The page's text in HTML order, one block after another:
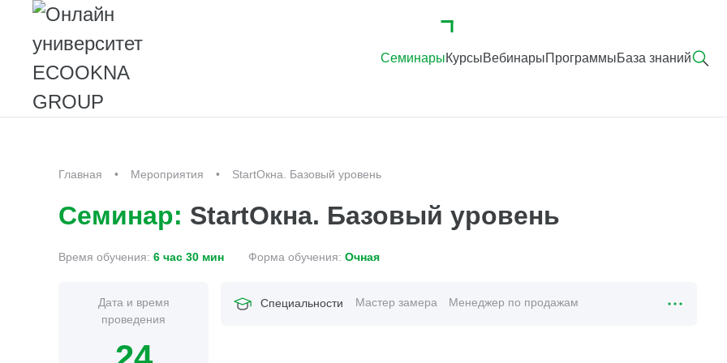
СеминарыКурсыВебинарыПрограммыБаза знаний
Главная Мероприятия StartОкна. Базовый уровень
Семинар: StartОкна. Базовый уровень
Время обучения: 6 час 30 мин Форма обучения: Очная
Дата и время
проведения
Специальности Мастер замера Менеджер по продажам